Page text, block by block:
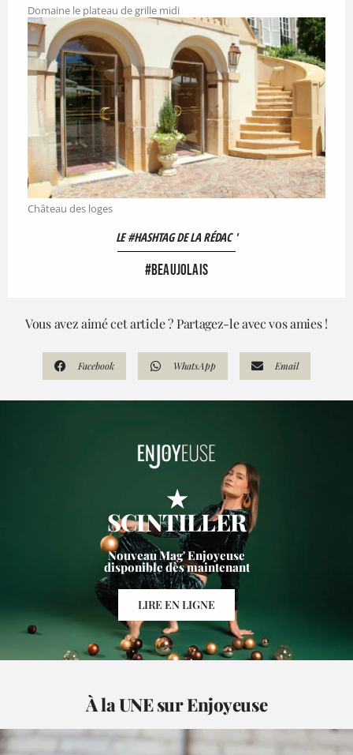
Domaine le plateau de grille midi
Château des loges
LE #HASHTAG DE LA RÉDAC '
#beaujolais
Vous avez aimé cet article ? Partagez-le avec vos amies !
Facebook WhatsApp Email
★
SCINTILLER
Nouveau Mag' Enjoyeuse
disponible dès maintenant
LIRE EN LIGNE
À la UNE sur Enjoyeuse